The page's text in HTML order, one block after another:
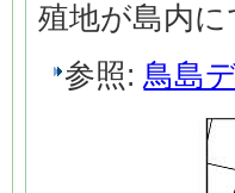
殖地が島内に
参照: 鳥島